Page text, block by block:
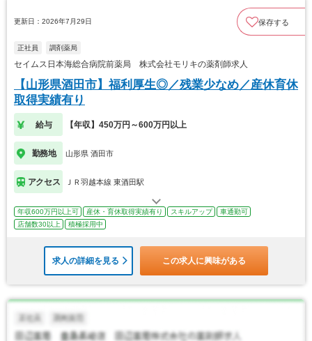
更新日：2026年7月29日 保存する
正社員 調剤薬局
セイムス日本海総合病院前薬局 株式会社モリキの薬剤師求人
【山形県酒田市】福利厚生◎／残業少なめ／産休育休
取得実績有り
給与 【年収】450万円～600万円以上
勤務地 山形県 酒田市
アクセス ＪＲ羽越本線 東酒田駅
年収600万円以上可 産休・育休取得実績有り スキルアップ
車通勤可
店舗数30以上
積極採用中
求人の詳細を見る この求人に興味がある